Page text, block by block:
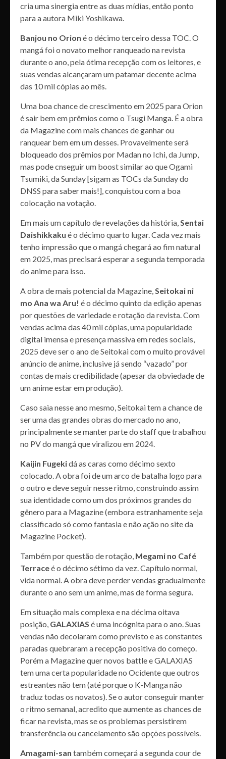
cria uma sinergia entre as duas mídias, então ponto
para a autora Miki Yoshikawa.
Banjou no Orion é o décimo terceiro dessa TOC. O
mangá foi o novato melhor ranqueado na revista
durante o ano, pela ótima recepção com os leitores, e
suas vendas alcançaram um patamar decente acima
das 10 mil cópias ao mês.
Uma boa chance de crescimento em 2025 para Orion
é sair bem em prêmios como o Tsugi Manga. É a obra
da Magazine com mais chances de ganhar ou
ranquear bem em um desses. Provavelmente será
bloqueado dos prêmios por Madan no Ichi, da Jump,
mas pode cnseguir um boost similar ao que Ogami
Tsumiki, da Sunday [sigam as TOCs da Sunday do
DNSS para saber mais!], conquistou com a boa
colocação na votação.
Em mais um capítulo de revelações da história,Sentai
Daishikkaku é o décimo quarto lugar. Cada vez mais
tenho impressão que o mangá chegará ao fim natural
em 2025, mas precisará esperar a segunda temporada
do anime para isso.
A obra de mais potencial da Magazine,Seitokai ni
mo Ana wa Aru! é o décimo quinto da edição apenas
por questões de variedade e rotação da revista. Com
vendas acima das 40 mil cópias, uma popularidade
digital imensa e presença massiva em redes sociais,
2025 deve ser o ano de Seitokai com o muito provável
anúncio de anime, inclusive já sendo “vazado” por
contas de mais credibilidade (apesar da obviedade de
um anime estar em produção).
Caso saia nesse ano mesmo, Seitokai tem a chance de
ser uma das grandes obras do mercado no ano,
principalmente se manter parte do staff que trabalhou
no PV do mangá que viralizou em 2024.
Kaijin Fugekidá as caras como décimo sexto
colocado. A obra foi de um arco de batalha logo para
o outro e deve seguir nesse ritmo, construindo assim
sua identidade como um dos próximos grandes do
gênero para a Magazine (embora estranhamente seja
classificado só como fantasia e não ação no site da
Magazine Pocket).
Também por questão de rotação, Megami no Café
Terraceé o décimo sétimo da vez. Capítulo normal,
vida normal. A obra deve perder vendas gradualmente
durante o ano sem um anime, mas de forma segura.
Em situação mais complexa e na décima oitava
posição, GALAXIAS é uma incógnita para o ano. Suas
vendas não decolaram como previsto e as constantes
paradas quebraram a recepção positiva do começo.
Porém a Magazine quer novos battle e GALAXIAS
tem uma certa popularidade no Ocidente que outros
estreantes não tem (até porque o K-Manga não
traduz todas os novatos). Se o autor conseguir manter
o ritmo semanal, acredito que aumente as chances de
ficar na revista, mas se os problemas persistirem
transferência ou cancelamento são opções possíveis.
Amagami-san também começará a segunda cour de